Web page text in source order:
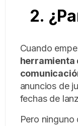
2.
Cuando
herramienta
anuncios de
fechas de
Pero